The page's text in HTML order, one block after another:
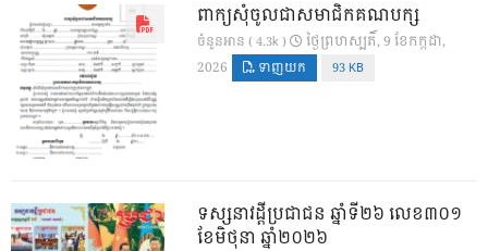
ពាក្យសុំចូលជាសមាជិកគណបក្ស
ចំនួនអាន ( 4.3k )
ថ្ងៃ​ព្រហស្បតិ៍, 9 ខែ​កក្កដា,
2026
ទាញយក 93 KB
ទស្សនាវដ្ដីប្រជាជន ឆ្នាំទី២៦ លេខ៣០១
ខែមិថុនា ឆ្នាំ២០២៦